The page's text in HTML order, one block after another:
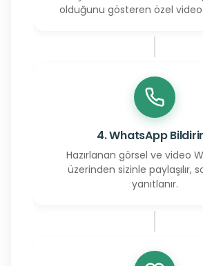
olduğunu gösteren özel video
4. WhatsApp
Hazırlanan görsel ve video
üzerinden sizinle paylaşılır,
yanıtlanır.